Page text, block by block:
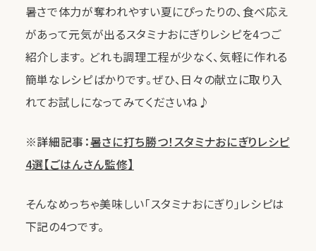
暑さで体力が奪われやすい夏にぴったりの、食べ応え
があって元気が出るスタミナおにぎりレシピを4つご
紹介します。 どれも調理工程が少なく、気軽に作れる
簡単なレシピばかりです。ぜひ、日々の献立に取り入
れてお試しになってみてくださいね♪
※詳細記事：暑さに打ち勝つ！スタミナおにぎりレシピ
4選【ごはんさん監修】
そんなめっちゃ美味しい「スタミナおにぎり」レシピは
下記の4つです。